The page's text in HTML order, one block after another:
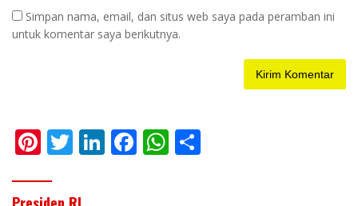
Simpan nama, email, dan situs web saya pada peramban ini
untuk komentar saya berikutnya.
Pi
er
T
itt
Li F W